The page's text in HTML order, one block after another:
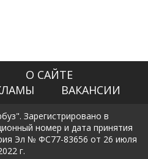
О САЙТЕ
ВАКАНСИИ
Зарегистрировано в
номер и дата принятия
Эл № ФС77-83656 от 26 июля
г.